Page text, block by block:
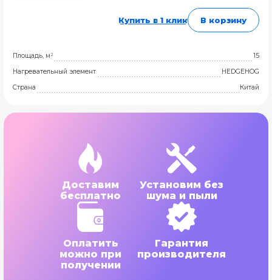
Купить в 1 клик В корзину
Площадь, м²
15
Нагревательный элемент
HEDGEHOG
Страна
Китай
Доставим
бесплатно
Установим без
шума и пыли
Оплатить
можно при
получении
Гарантия
производителя